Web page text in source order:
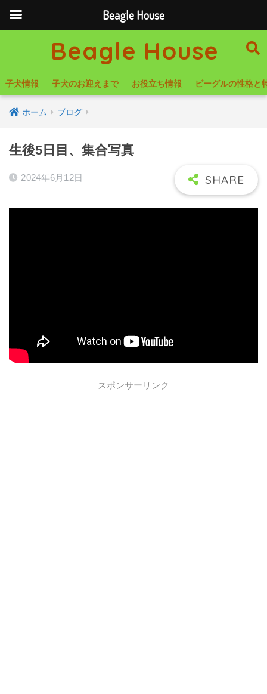
Beagle House
子犬情報 子犬のお迎えまで お役立ち情報 ビーグルの性格と
ホーム ブログ
生後5日目、集合写真
2024年6月12日
スポンサーリンク
Beagle House